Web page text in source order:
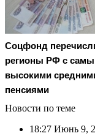
Соцфонд
регионы РФ с
высокими
пенсиями
Новости по теме
18:27 Июнь 9,